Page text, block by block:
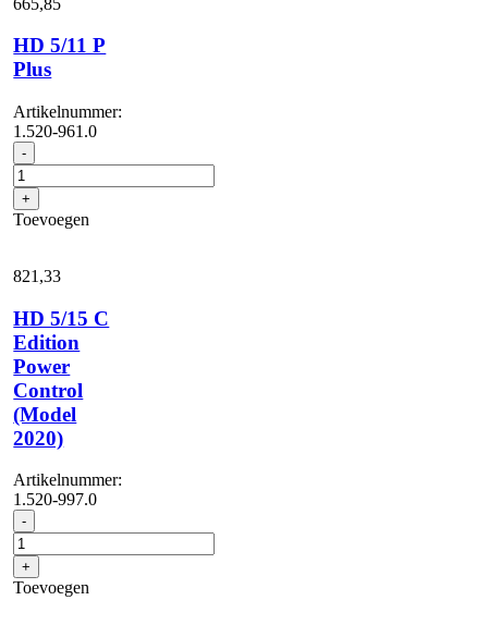
HD 5/11 P
Plus
Artikelnummer:
1.520-961.0
- HD
5/11
P
Plus
aantal
+
Toevoegen
821,33
HD 5/15 C
Edition
Power
Control
(Model
2020)
Artikelnummer:
1.520-997.0
- HD
5/15
C
Edition
Power
+
Toevoegen